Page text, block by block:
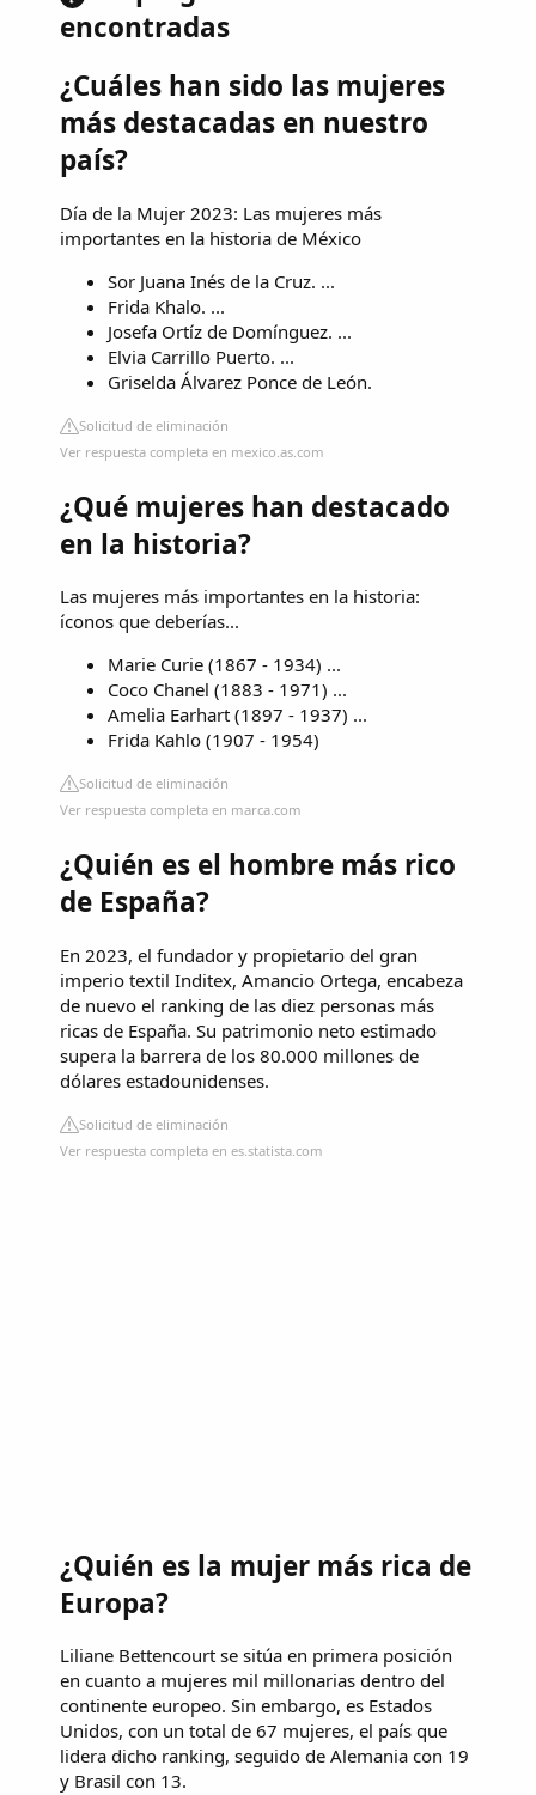
encontradas
¿Cuáles han sido las mujeres
más destacadas en nuestro
país?
Día de la Mujer 2023: Las mujeres más
importantes en la historia de México
Sor Juana Inés de la Cruz. ...
Frida Khalo. ...
Josefa Ortíz de Domínguez. ...
Elvia Carrillo Puerto. ...
Griselda Álvarez Ponce de León.
Solicitud de eliminación
Ver respuesta completa en mexico.as.com
¿Qué mujeres han destacado
en la historia?
Las mujeres más importantes en la historia:
íconos que deberías...
Marie Curie (1867 - 1934) ...
Coco Chanel (1883 - 1971) ...
Amelia Earhart (1897 - 1937) ...
Frida Kahlo (1907 - 1954)
Solicitud de eliminación
Ver respuesta completa en marca.com
¿Quién es el hombre más rico
de España?
En 2023, el fundador y propietario del gran
imperio textil Inditex, Amancio Ortega, encabeza
de nuevo el ranking de las diez personas más
ricas de España. Su patrimonio neto estimado
supera la barrera de los 80.000 millones de
dólares estadounidenses.
Solicitud de eliminación
Ver respuesta completa en es.statista.com
¿Quién es la mujer más rica de
Europa?
Liliane Bettencourt se sitúa en primera posición
en cuanto a mujeres mil millonarias dentro del
continente europeo. Sin embargo, es Estados
Unidos, con un total de 67 mujeres, el país que
lidera dicho ranking, seguido de Alemania con 19
y Brasil con 13.